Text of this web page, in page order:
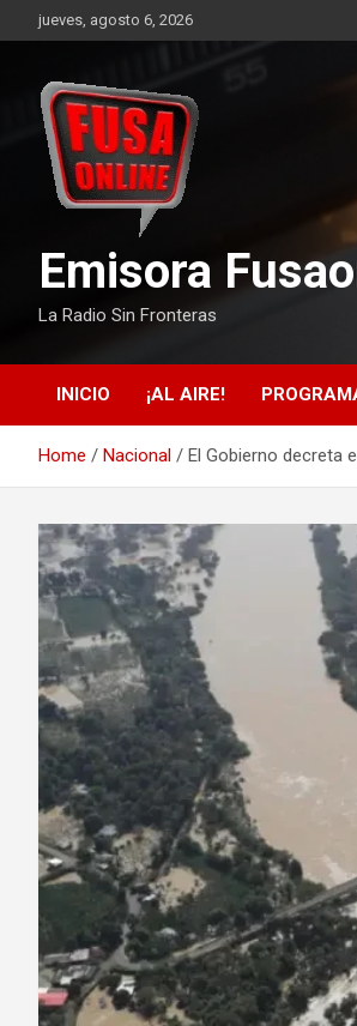
to
jueves, agosto 6, 2026
Emisora
La Radio Sin Fronteras
INICIO ¡AL AIRE!
Home Nacional El Gobierno decreta